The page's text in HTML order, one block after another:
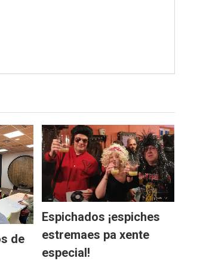
de
Espichados ¡espiches
estremaes pa xente
especial!